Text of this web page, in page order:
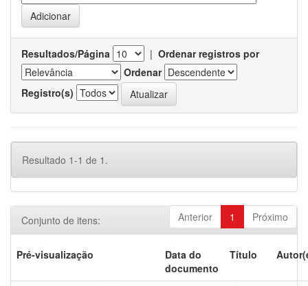
Resultados/Página | Ordenar registros por
Ordenar
Registro(s)
Resultado 1-1 de 1.
Anterior 1 Próximo
Conjunto de itens:
Pré-visualização
Data do
documento
Título